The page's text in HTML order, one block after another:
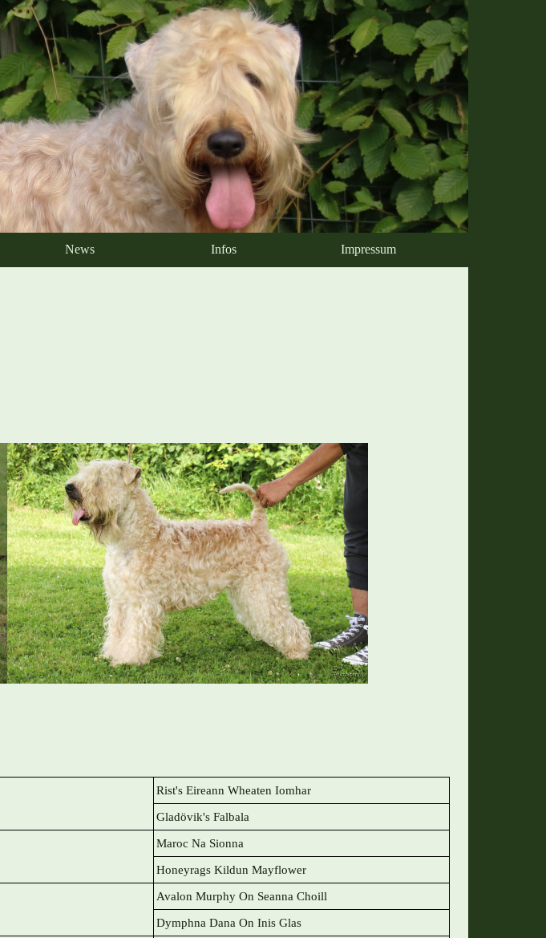
News Infos Impressum
Rist's Eireann Wheaten Iomhar
Gladövik's Falbala
Maroc Na Sionna
Honeyrags Kildun Mayflower
Avalon Murphy On Seanna Choill
Dymphna Dana On Inis Glas